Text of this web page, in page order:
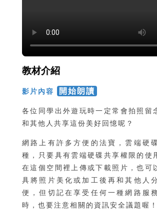
教材介紹
影片內容 開始朗讀
各位同學出外遊玩時一定常會拍照留
和其他人共享這份美好回憶呢？
網路上有許多方便的法寶，雲端硬
種，只要具有雲端硬碟共享權限的使
在這個空間裡上傳或下載照片，也可
具將照片美化或加工後再和其他人
便，但切記在享受任何一種網路服
時，也要注意相關的資訊安全議題喔！